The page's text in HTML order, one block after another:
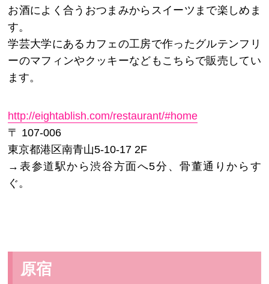
お酒によく合うおつまみからスイーツまで楽しめま
す。
学芸大学にあるカフェの工房で作ったグルテンフリ
ーのマフィンやクッキーなどもこちらで販売してい
ます。
http://eightablish.com/restaurant/#home
〒 107-006
東京都港区南青山5-10-17 2F
→表参道駅から渋谷方面へ5分、骨董通りからす
ぐ。
原宿